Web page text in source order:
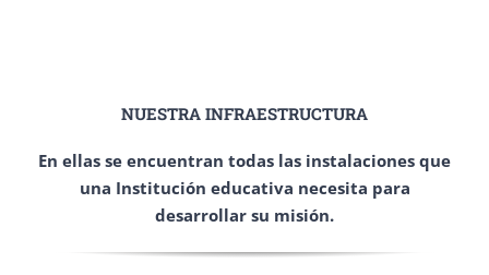
NUESTRA INFRAESTRUCTURA
En ellas se encuentran todas las instalaciones que
una Institución educativa necesita para
desarrollar su misión.